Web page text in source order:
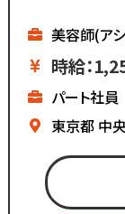
現在都内に4店
展開しています
マーケティング
2代目社長によ
時代に合わせ
変化を加えて
美容師(ア
時給：
パート社員
東京都 中